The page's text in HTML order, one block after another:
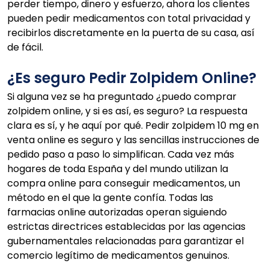
perder tiempo, dinero y esfuerzo, ahora los clientes
pueden pedir medicamentos con total privacidad y
recibirlos discretamente en la puerta de su casa, así
de fácil.
¿Es seguro Pedir Zolpidem Online?
Si alguna vez se ha preguntado ¿puedo comprar
zolpidem online, y si es así, es seguro? La respuesta
clara es sí, y he aquí por qué. Pedir zolpidem 10 mg en
venta online es seguro y las sencillas instrucciones de
pedido paso a paso lo simplifican. Cada vez más
hogares de toda España y del mundo utilizan la
compra online para conseguir medicamentos, un
método en el que la gente confía. Todas las
farmacias online autorizadas operan siguiendo
estrictas directrices establecidas por las agencias
gubernamentales relacionadas para garantizar el
comercio legítimo de medicamentos genuinos.